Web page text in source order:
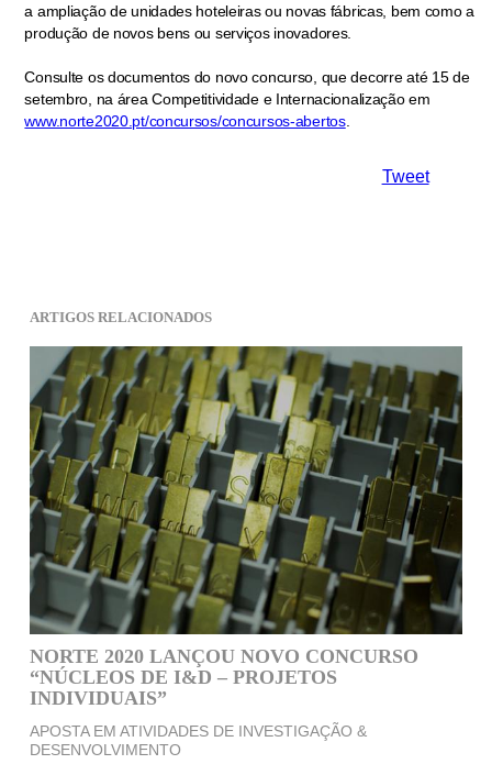
a ampliação de unidades hoteleiras ou novas fábricas, bem como a
produção de novos bens ou serviços inovadores.
Consulte os documentos do novo concurso, que decorre até 15 de
setembro, na área Competitividade e Internacionalização em
www.norte2020.pt/concursos/concursos-abertos.
Tweet
ARTIGOS RELACIONADOS
NORTE 2020 LANÇOU NOVO CONCURSO
“NÚCLEOS DE I&D – PROJETOS
INDIVIDUAIS”
APOSTA EM ATIVIDADES DE INVESTIGAÇÃO &
DESENVOLVIMENTO